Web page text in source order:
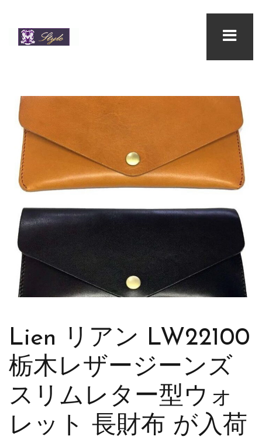
Lien リアン LW22100
栃木レザージーンズ
スリムレター型ウォ
レット 長財布 が入荷